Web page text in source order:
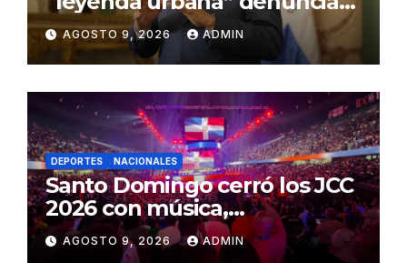
de presiones a jueces de la
SCJ
AGOSTO 9, 2026 ADMIN
DEPORTES NACIONALES
Santo Domingo cerró los JCC
2026 con música,
reconocimientos y alegría
AGOSTO 9, 2026 ADMIN